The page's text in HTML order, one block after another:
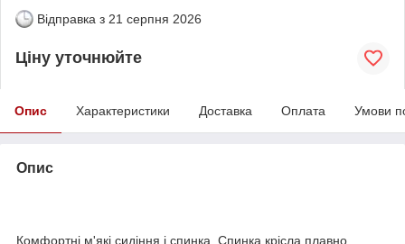
Відправка з 21 серпня 2026
Ціну уточнюйте
Опис Характеристики Доставка Оплата Умови
Опис
Комфортні м'які сидіння і спинка. Спинка крісла плавно